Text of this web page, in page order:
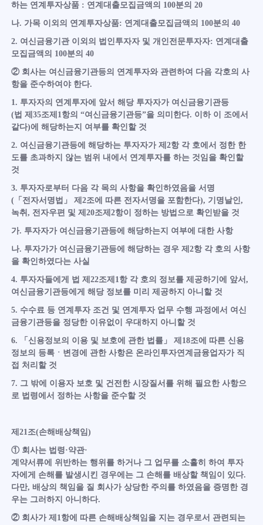
하는 연계투자상품 : 연계대출모집금액의 100분의 20
나. 가목 이외의 연계투자상품: 연계대출모집금액의 100분의 40
2. 여신금융기관 이외의 법인투자자 및 개인전문투자자: 연계대출
모집금액의 100분의 40
② 회사는 여신금융기관등의 연계투자와 관련하여 다음 각호의 사
항을 준수하여야 한다.
1. 투자자의 연계투자에 앞서 해당 투자자가 여신금융기관등
(법 제35조제1항의 “여신금융기관등”을 의미한다. 이하 이 조에서
같다)에 해당하는지 여부를 확인할 것
2. 여신금융기관등에 해당하는 투자자가 제2항 각 호에서 정한 한
도를 초과하지 않는 범위 내에서 연계투자를 하는 것임을 확인할
것
3. 투자자로부터 다음 각 목의 사항을 확인하였음을 서명
(「전자서명법」 제2조에 따른 전자서명을 포함한다), 기명날인,
녹취, 전자우편 및 제20조제2항이 정하는 방법으로 확인받을 것
가. 투자자가 여신금융기관등에 해당하는지 여부에 대한 사항
나. 투자가가 여신금융기관등에 해당하는 경우 제2항 각 호의 사항
을 확인하였다는 사실
4. 투자자들에게 법 제22조제1항 각 호의 정보를 제공하기에 앞서,
여신금융기관등에게 해당 정보를 미리 제공하지 아니할 것
5. 수수료 등 연계투자 조건 및 연계투자 업무 수행 과정에서 여신
금융기관등을 정당한 이유없이 우대하지 아니할 것
6. 「신용정보의 이용 및 보호에 관한 법률」 제18조에 따른 신용
정보의 등록ㆍ변경에 관한 사항은 온라인투자연계금융업자가 직
접 처리할 것
7. 그 밖에 이용자 보호 및 건전한 시장질서를 위해 필요한 사항으
로 법령에서 정하는 사항을 준수할 것
제21조(손해배상책임)
① 회사는 법령·약관·
계약서류에 위반하는 행위를 하거나 그 업무를 소홀히 하여 투자
자에게 손해를 발생시킨 경우에는 그 손해를 배상할 책임이 있다.
다만, 배상의 책임을 질 회사가 상당한 주의를 하였음을 증명한 경
우는 그러하지 아니하다.
② 회사가 제1항에 따른 손해배상책임을 지는 경우로서 관련되는